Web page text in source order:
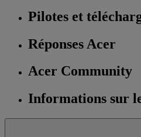
Pilotes et
Réponses Acer
Acer Community
Informations sur